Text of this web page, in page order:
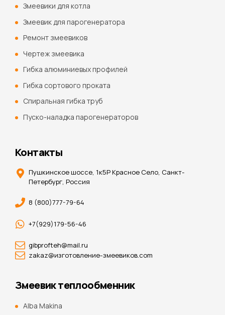
Змеевики для котла
Змеевик для парогенератора
Ремонт змеевиков
Чертеж змеевика
Гибка алюминиевых профилей
Гибка сортового проката
Спиральная гибка труб
Пуско-наладка парогенераторов
Контакты
Пушкинское шоссе, 1к5Р Красное Село, Санкт-
Петербург, Россия
8 (800)777-79-64
+7(929)179-56-46
gibprofteh@mail.ru
zakaz@изготовление-змеевиков.com
Змеевик теплообменник
Alba Makina